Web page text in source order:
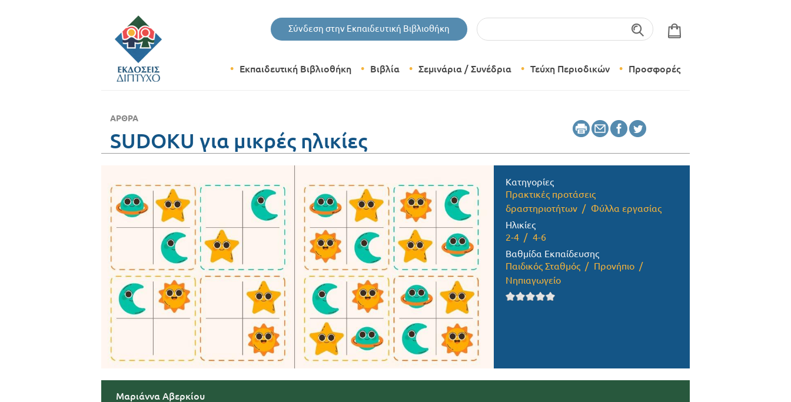
Σύνδεση στην Εκπαιδευτική Βιβλιοθήκη
Εκπαιδευτική Βιβλιοθήκη Βιβλία Σεμινάρια / Συνέδρια Τεύχη Περιοδικών
Δημιουργικό Εργαστήρι
Προσφορές
ΆΡΘΡΑ
SUDOKU για μικρές ηλικίες
Κατηγορίες
Πρακτικές προτάσεις
δραστηριοτήτων
Φύλλα εργασίας
Ηλικίες
2-4
4-6
Βαθμίδα Εκπαίδευσης
Παιδικός Σταθμός
Προνήπιο
Νηπιαγωγείο
Μαριάννα Αβερκίου